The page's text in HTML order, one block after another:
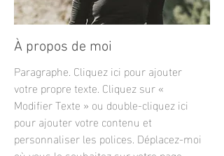
À propos de moi
Paragraphe. Cliquez ici pour ajouter
votre propre texte. Cliquez sur «
Modifier Texte » ou double-cliquez ici
pour ajouter votre contenu et
personnaliser les polices. Déplacez-moi